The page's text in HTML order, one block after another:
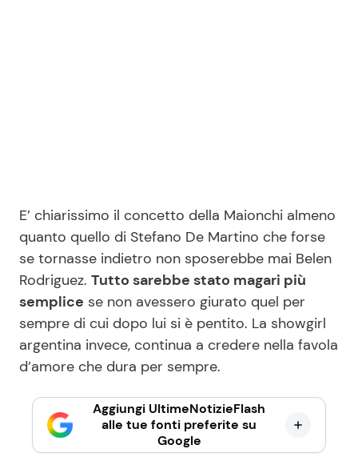
E’ chiarissimo il concetto della Maionchi almeno
quanto quello di Stefano De Martino che forse
se tornasse indietro non sposerebbe mai Belen
Rodriguez. Tutto sarebbe stato magari più
semplice se non avessero giurato quel per
sempre di cui dopo lui si è pentito. La showgirl
argentina invece, continua a credere nella favola
d’amore che dura per sempre.
Aggiungi UltimeNotizieFlash
alle tue fonti preferite su
Google